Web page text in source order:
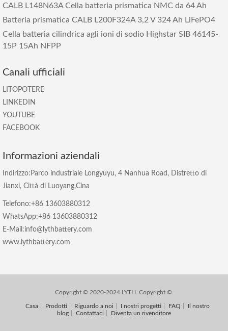
CALB L148N63A Cella batteria prismatica NMC da 64 Ah
Batteria prismatica CALB L200F324A 3,2 V 324 Ah LiFePO4
Cella batteria cilindrica agli ioni di sodio Highstar SIB 46145-
15P 15Ah NFPP
Canali ufficiali
LITOPOTERE
LINKEDIN
YOUTUBE
FACEBOOK
Informazioni aziendali
Indirizzo:Parco industriale Longyuyu, 4 Nanhua Road, Distretto di
Jianxi, Città di Luoyang,Cina
Telefono:+86 13603880312
WhatsApp:+86 13603880312
E-Mail:info@lythbattery.com
www.lythbattery.com
Copyright © 2020-2024 LYTH. Copyright ©.
Casa Prodotti Riguardo a noi I nostri progetti FAQ
Il nostro
blog
Contattaci Diventa un rivenditore